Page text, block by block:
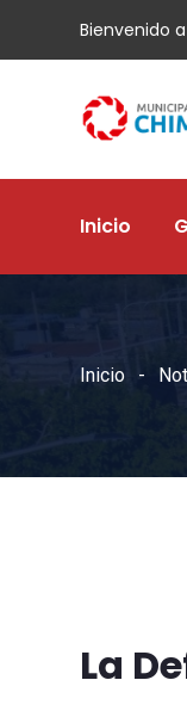
Bienvenido
Inicio
Inicio
La